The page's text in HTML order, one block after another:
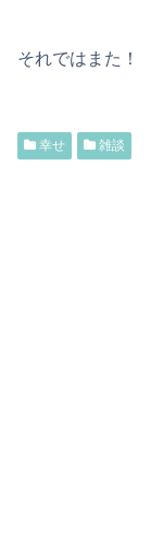
それではまた！
幸せ 雑談